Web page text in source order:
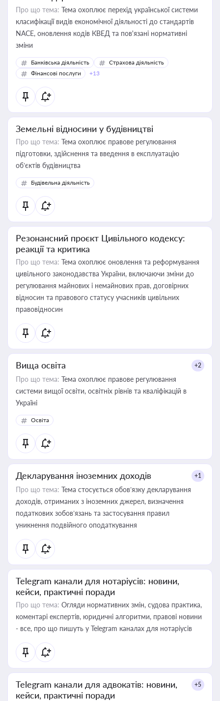
Про що тема: Тема охоплює перехід української системи
класифікації видів економічної діяльності до стандартів
NACE, оновлення кодів КВЕД та пов'язані нормативні
зміни
Банківська діяльність
Страхова діяльність
Фінансові послуги
+13
Земельні відносини у будівництві
Про що тема: Тема охоплює правове регулювання
підготовки, здійснення та введення в експлуатацію
об’єктів будівництва
Будівельна діяльність
Резонансний проєкт Цивільного кодексу:
реакції та критика
Про що тема: Тема охоплює оновлення та реформування
цивільного законодавства України, включаючи зміни до
регулювання майнових і немайнових прав, договірних
відносин та правового статусу учасників цивільних
правовідносин
Вища освіта +2
Про що тема: Тема охоплює правове регулювання
системи вищої освіти, освітніх рівнів та кваліфікацій в
Україні
Освіта
Декларування іноземних доходів +1
Про що тема: Тема стосується обов’язку декларування
доходів, отриманих з іноземних джерел, визначення
податкових зобов’язань та застосування правил
уникнення подвійного оподаткування
Telegram канали для нотаріусів: новини,
кейси, практичні поради
Про що тема: Огляди нормативних змін, судова практика,
коментарі експертів, юридичні алгоритми, правові новини
- все, про що пишуть у Telegram каналах для нотаріусів
Telegram канали для адвокатів: новини,
кейси, практичні поради
+5